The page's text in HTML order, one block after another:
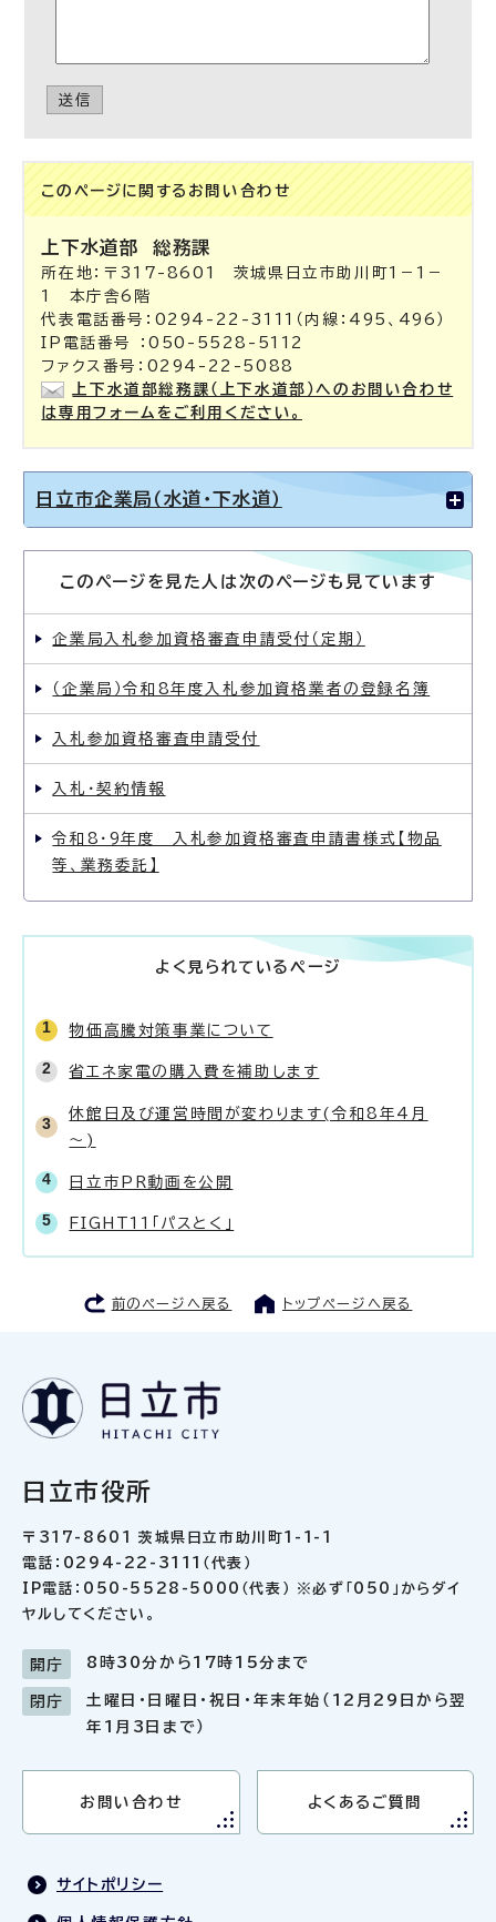
送信
このページに関する お問い合わせ
上下水道部総務課
所在地：〒317-8601 茨城県日立市助川町1－1－
1 本庁舎6階
代表電話番号：0294-22-3111（内線：495、496）
IP電話番号 ：050-5528-5112
ファクス番号：0294-22-5088
上下水道部総務課（上下水道部）へのお問い合わせ
は専用フォームをご利用ください。
日立市企業局（水道・下水道）
このページを見た人は次のページも見ています
企業局入札参加資格審査申請受付（定期）
（企業局）令和8年度入札参加資格業者の登録名簿
入札参加資格審査申請受付
入札・契約情報
令和8・9年度 入札参加資格審査申請書様式【物品
等、業務委託】
よく見られているページ
物価高騰対策事業について
省エネ家電の購入費を補助します
休館日及び運営時間が変わります(令和8年4月
～)
日立市PR動画を公開
FIGHT11「パスとく」
前のページへ戻る トップページへ戻る
日立市役所
〒317-8601 茨城県日立市助川町1-1-1
電話：0294-22-3111（代表）
IP電話：050-5528-5000（代表） ※必ず「050」からダイ
ヤルしてください。
開庁 8時30分から17時15分まで
閉庁
土曜日・日曜日・祝日・年末年始（12月29日から翌
年1月3日まで）
お問い合わせ よくあるご質問
サイトポリシー